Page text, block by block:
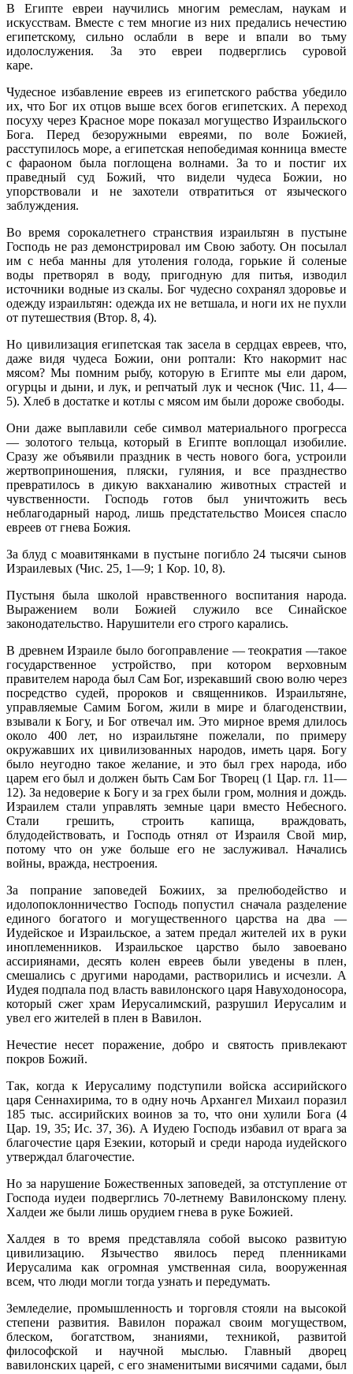
В Египте евреи научились многим ремеслам, наукам и
искусствам. Вместе с тем многие из них предались нечестию
египетскому, сильно ослабли в вере и впали во тьму
идолослужения. За это евреи подверглись суровой
каре.
Чудесное избавление евреев из египетского рабства убедило
их, что Бог их отцов выше всех богов египетских. А переход
посуху через Крас­ное море показал могущество Израильского
Бога. Перед безоружными евреями, по воле Божией,
расступилось море, а египетская непобедимая конница вместе
с фараоном была поглощена волнами. За то и постиг их
праведный суд Божий, что видели чудеса Божии, но
упорствовали и не захотели отвратиться от языческого
заблуждения.
Во время сорокалетнего странствия израильтян в пустыне
Господь не раз демонстрировал им Свою заботу. Он посылал
им с неба манны для утоления голода, горькие й соленые
воды претворял в воду, пригодную для питья, изводил
источники водные из скалы. Бог чудесно сохранял здоровье и
одежду израильтян: одежда их не ветшала, и ноги их не пухли
от путешествия (Втор. 8, 4).
Но цивилизация египетская так засела в сердцах евреев, что,
даже видя чудеса Божии, они роптали: Кто накормит нас
мясом? Мы помним рыбу, которую в Египте мы ели даром,
огурцы и дыни, и лук, и репчатый лук и чеснок (Чис. 11, 4—
5). Хлеб в достатке и котлы с мясом им были доро­же свободы.
Они даже выплавили себе символ материального прогресса
— золотого тельца, который в Египте воплощал изобилие.
Сразу же объявили празд­ник в честь нового бога, устроили
жертвоприношения, пляски, гуляния, и все празднество
превратилось в дикую вакханалию животных страстей и
чувственности. Господь готов был уничтожить весь
неблагодарный на­род, лишь предстательство Моисея спасло
евреев от гнева Божия.
За блуд с моавитянками в пустыне погибло 24 тысячи сынов
Израилевых (Чис. 25, 1—9; 1 Кор. 10, 8).
Пустыня была школой нравственного воспитания народа.
Выражением воли Божией служило все Синайское
законодательство. Нарушители его строго карались.
В древнем Израиле было богоправление — теократия —такое
го­сударственное устройство, при котором верховным
правителем народа был Сам Бог, изрекавший свою волю через
посредство судей, пророков и священников. Израильтяне,
управляемые Самим Богом, жили в мире и благоденствии,
взывали к Богу, и Бог отвечал им. Это мирное время дли­лось
около 400 лет, но израильтяне пожелали, по примеру
окружавших их цивилизованных народов, иметь царя. Богу
было неугодно такое желание, и это был грех народа, ибо
царем его был и должен быть Сам Бог Творец (1 Цар. гл. 11—
12). За недоверие к Богу и за грех были гром, молния и дождь.
Израилем стали управлять земные цари вместо Небесного.
Стали грешить, строить капища, враждовать,
блудодействовать, и Господь отнял от Израиля Свой мир,
потому что он уже больше его не заслуживал. На­чались
войны, вражда, нестроения.
За попрание заповедей Божиих, за прелюбодейство и
идолопоклон­ничество Господь попустил сначала разделение
единого богатого и могу­щественного царства на два —
Иудейское и Израильское, а затем предал жителей их в руки
иноплеменников. Израильское царство было завоевано
ассириянами, десять колен евреев были уведены в плен,
смешались с другими народами, растворились и исчезли. А
Иудея подпала под власть вавилонского царя Навуходоносора,
который сжег храм Иерусалимский, разрушил Иерусалим и
увел его жителей в плен в Вавилон.
Нечестие несет поражение, добро и святость привлекают
покров Божий.
Так, когда к Иерусалиму подступили войска ассирийского
царя Сеннахирима, то в одну ночь Архангел Михаил поразил
185 тыс. ассирийских воинов за то, что они хулили Бога (4
Цар. 19, 35; Ис. 37, 36). А Иудею Господь избавил от врага за
благочестие царя Езекии, который и среди народа иудейского
утверждал благочестие.
Но за нарушение Божественных заповедей, за отступление от
Господа иудеи подверглись 70-летнему Вавилонскому плену.
Халдеи же были лишь орудием гнева в руке Божией.
Халдея в то время представляла собой высоко развитую
цивилизацию. Язычество явилось перед пленниками
Иерусалима как огромная умствен­ная сила, вооруженная
всем, что люди могли тогда узнать и передумать.
Земледелие, промышленность и торговля стояли на высокой
степени развития. Вавилон поражал своим могуществом,
блеском, богатством, знаниями, техникой, развитой
философской и научной мыслью. Главный дворец
вавилонских царей, с его знаменитыми висячими садами, был